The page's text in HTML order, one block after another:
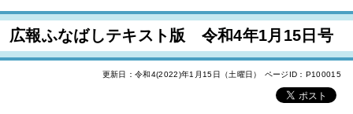
広報ふなばしテキスト版 令和4年1月15日号
更新日：令和4(2022)年1月15日（土曜日） ページID：P100015